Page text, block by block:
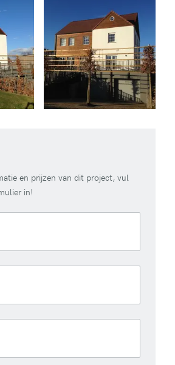
en prijzen van dit project, vul
in!